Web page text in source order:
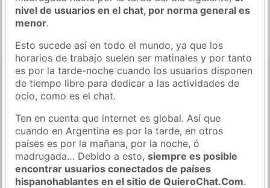
nivel de usuarios en el chat, por norma general es
menor.
Esto sucede así en todo el mundo, ya que los
horarios de trabajo suelen ser matinales y por tanto
es por la tarde-noche cuando los usuarios disponen
de tiempo libre para dedicar a las actividades de
ocio, como es el chat.
Ten en cuenta que internet es global. Así que
cuando en Argentina es por la tarde, en otros
países es por la mañana, por la noche, ó
madrugada… Debido a esto,siempre es posible
encontrar usuarios conectados de países
hispanohablantes en el sitio de QuieroChat.Com.